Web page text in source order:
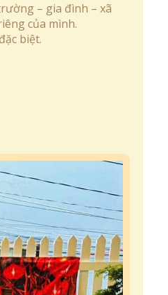
– gia đình – xã
của mình.
biệt.